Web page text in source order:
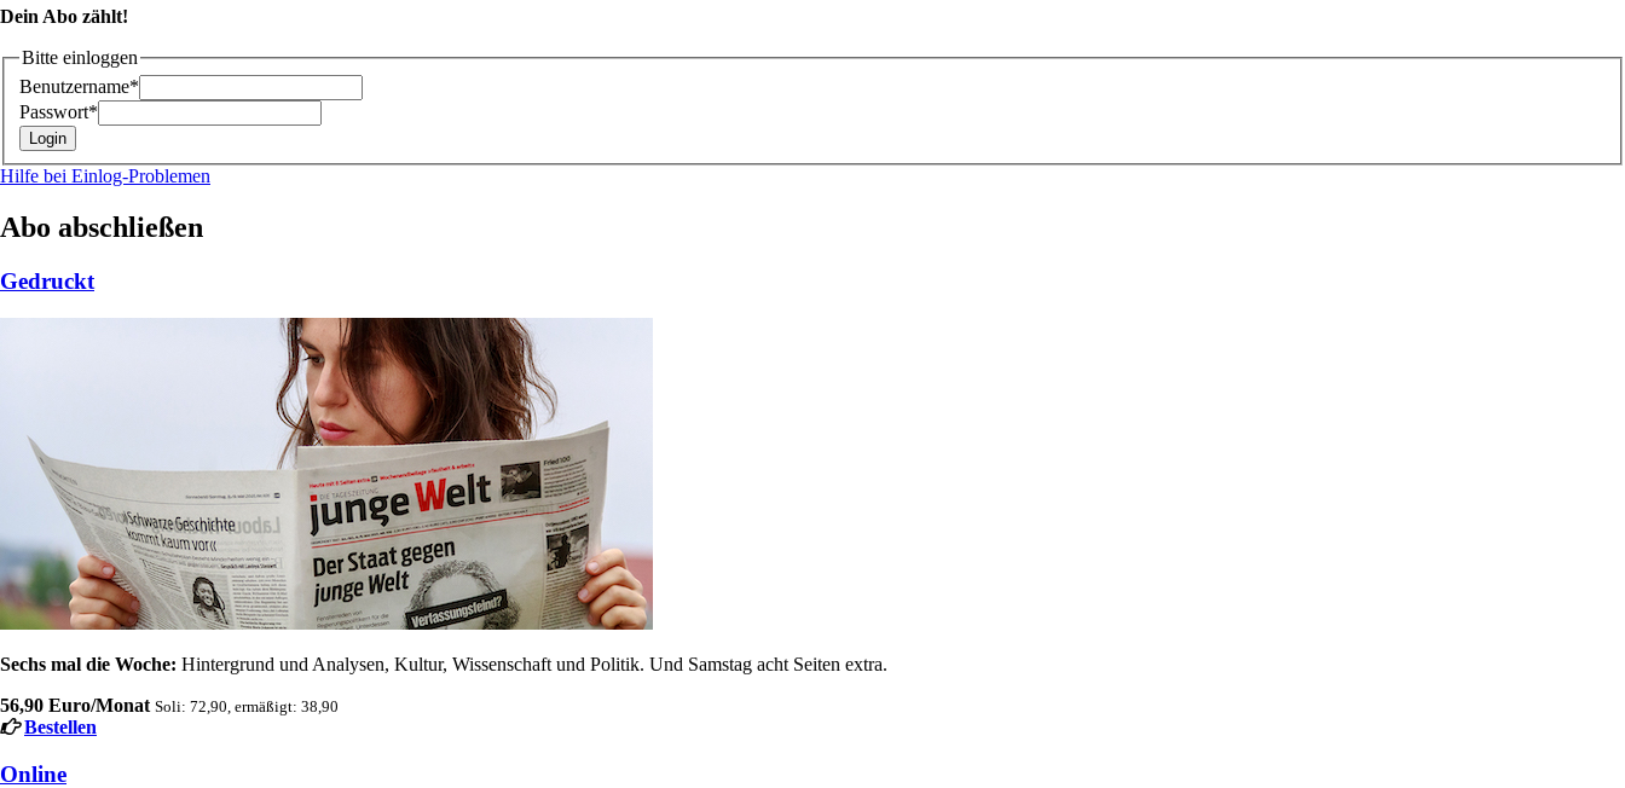
Dein Abo zählt!
Bitte einloggen
Benutzername*
Passwort*
Hilfe bei Einlog-Problemen
Abo abschließen
Gedruckt
Sechs mal die Woche: Hintergrund und Analysen, Kultur, Wissenschaft und Politik. Und Samstag acht Seiten extra.
56,90 Euro/Monat Soli: 72,90, ermäßigt: 38,90
Bestellen
Online